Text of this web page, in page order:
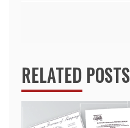
RELATED POSTS